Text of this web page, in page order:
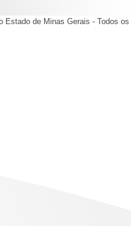
de Minas Gerais - Todos